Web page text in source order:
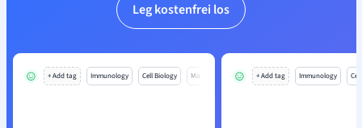
Leg kostenfrei los
+ Add tag Immunology Cell Biology Mo + Add tag Immunology